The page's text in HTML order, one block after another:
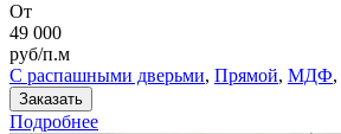
От
49 000
руб/п.м
С распашными дверьми, Прямой, МДФ,
Заказать
Подробнее